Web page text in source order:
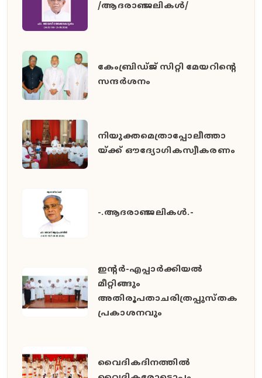
/ആദരാഞ്ജലികൾ/
കേംബ്രിഡ്ജ് സിറ്റി മേയറിൻ്റെ
സന്ദർശനം
നിയുക്തമെത്രാപ്പോലീത്താ
യ്ക്ക് ഔദ്യോഗികസ്വീകരണം
-.ആദരാഞ്ജലികൾ.-
ഇൻ്റർ-എപ്പാർക്കിയൽ
മീറ്റിങ്ങും
അതിരൂപതാചരിത്രപ്പുസ്തക
പ്രകാശനവും
വൈദികദിനത്തിൽ